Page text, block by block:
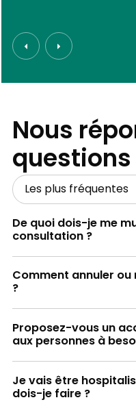
Nous
questions
De quoi dois-je me
consultation ?
La liste des
avec ou sans
Comment annuler
?
Proposez-vous un
aux personnes à
Je vais être
dois-je faire ?